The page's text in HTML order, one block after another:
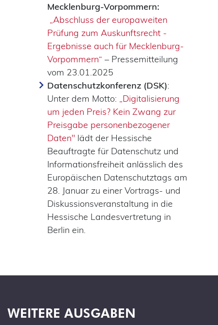
Mecklenburg-Vorpommern:
„Abschluss der europaweiten
Prüfung zum Auskunftsrecht -
Ergebnisse auch für Mecklenburg-
Vorpommern“ – Pressemitteilung
vom 23.01.2025
Datenschutzkonferenz (DSK):
Unter dem Motto: „Digitalisierung
um jeden Preis? Kein Zwang zur
Preisgabe personenbezogener
Daten"lädt der Hessische
Beauftragte für Datenschutz und
Informationsfreiheit anlässlich des
Europäischen Datenschutztags am
28. Januar zu einer Vortrags- und
Diskussionsveranstaltung in die
Hessische Landesvertretung in
Berlin ein.
WEITERE AUSGABEN